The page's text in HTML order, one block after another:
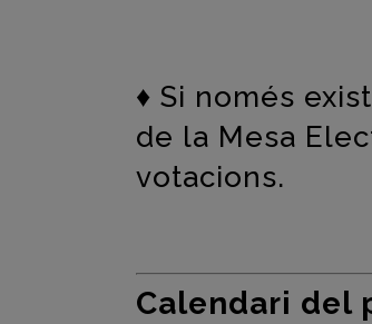
♦ Si només
de la Mesa
votacions.
Calendari del